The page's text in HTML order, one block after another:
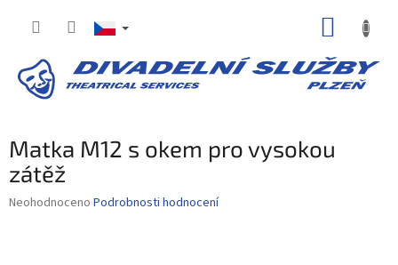
Matka M12 s okem pro vysokou
zátěž
Průměrné
Neohodnoceno Podrobnosti hodnocení